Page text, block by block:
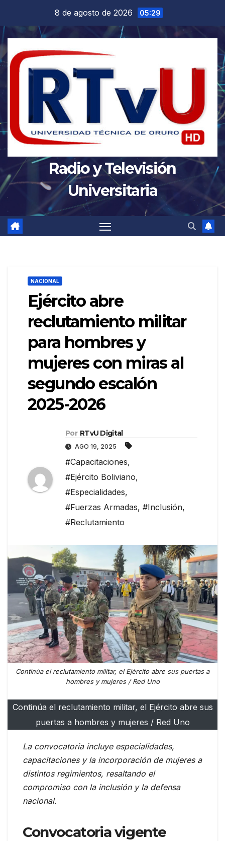
contenido
8 de agosto de 2026 05:29
Radio y Televisión
Universitaria
NACIONAL
Ejército abre
reclutamiento militar
para hombres y
mujeres con miras al
segundo escalón
2025-2026
Por RTvU Digital
AGO 19, 2025
#Capacitaciones,
#Ejército Boliviano,
#Especialidades,
#Fuerzas Armadas, #Inclusión,
#Reclutamiento
Continúa el reclutamiento militar, el Ejército abre sus puertas a
hombres y mujeres / Red Uno
Continúa el reclutamiento militar, el Ejército abre sus
puertas a hombres y mujeres / Red Uno
La convocatoria incluye especialidades,
capacitaciones y la incorporación de mujeres a
distintos regimientos, resaltando el
compromiso con la inclusión y la defensa
nacional.
Convocatoria vigente